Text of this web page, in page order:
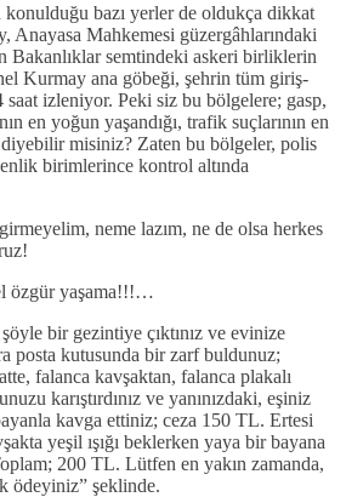
konulduğu bazı yerler de oldukça dikkat
Anayasa Mahkemesi güzergâhlarındaki
Bakanlıklar semtindeki askeri birliklerin
Kurmay ana göbeği, şehrin tüm giriş-
saat izleniyor. Peki siz bu bölgelere; gasp,
en yoğun yaşandığı, trafik suçlarının en
misiniz? Zaten bu bölgeler, polis
birimlerince kontrol altında
neme lazım, ne de olsa herkes
özgür yaşama!!!…
bir gezintiye çıktınız ve evinize
posta kutusunda bir zarf buldunuz;
falanca kavşaktan, falanca plakalı
karıştırdınız ve yanınızdaki, eşiniz
kavga ettiniz; ceza 150 TL. Ertesi
yeşil ışığı beklerken yaya bir bayana
200 TL. Lütfen en yakın zamanda,
ödeyiniz” şeklinde.